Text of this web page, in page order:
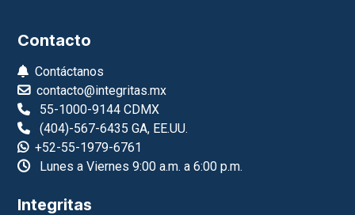
Contacto
Contáctanos
contacto@integritas.mx
55-1000-9144 CDMX
(404)-567-6435 GA, EE.UU.
+52-55-1979-6761
Lunes a Viernes 9:00 a.m. a 6:00 p.m.
Integritas